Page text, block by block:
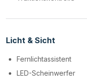
Licht & Sicht
Fernlichtassistent
LED-Scheinwerfer